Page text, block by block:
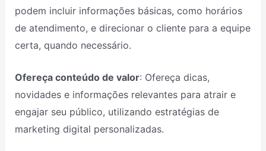
podem incluir informações básicas, como horários
de atendimento, e direcionar o cliente para a equipe
certa, quando necessário.
Ofereça conteúdo de valor: Ofereça dicas,
novidades e informações relevantes para atrair e
engajar seu público, utilizando estratégias de
marketing digital personalizadas.